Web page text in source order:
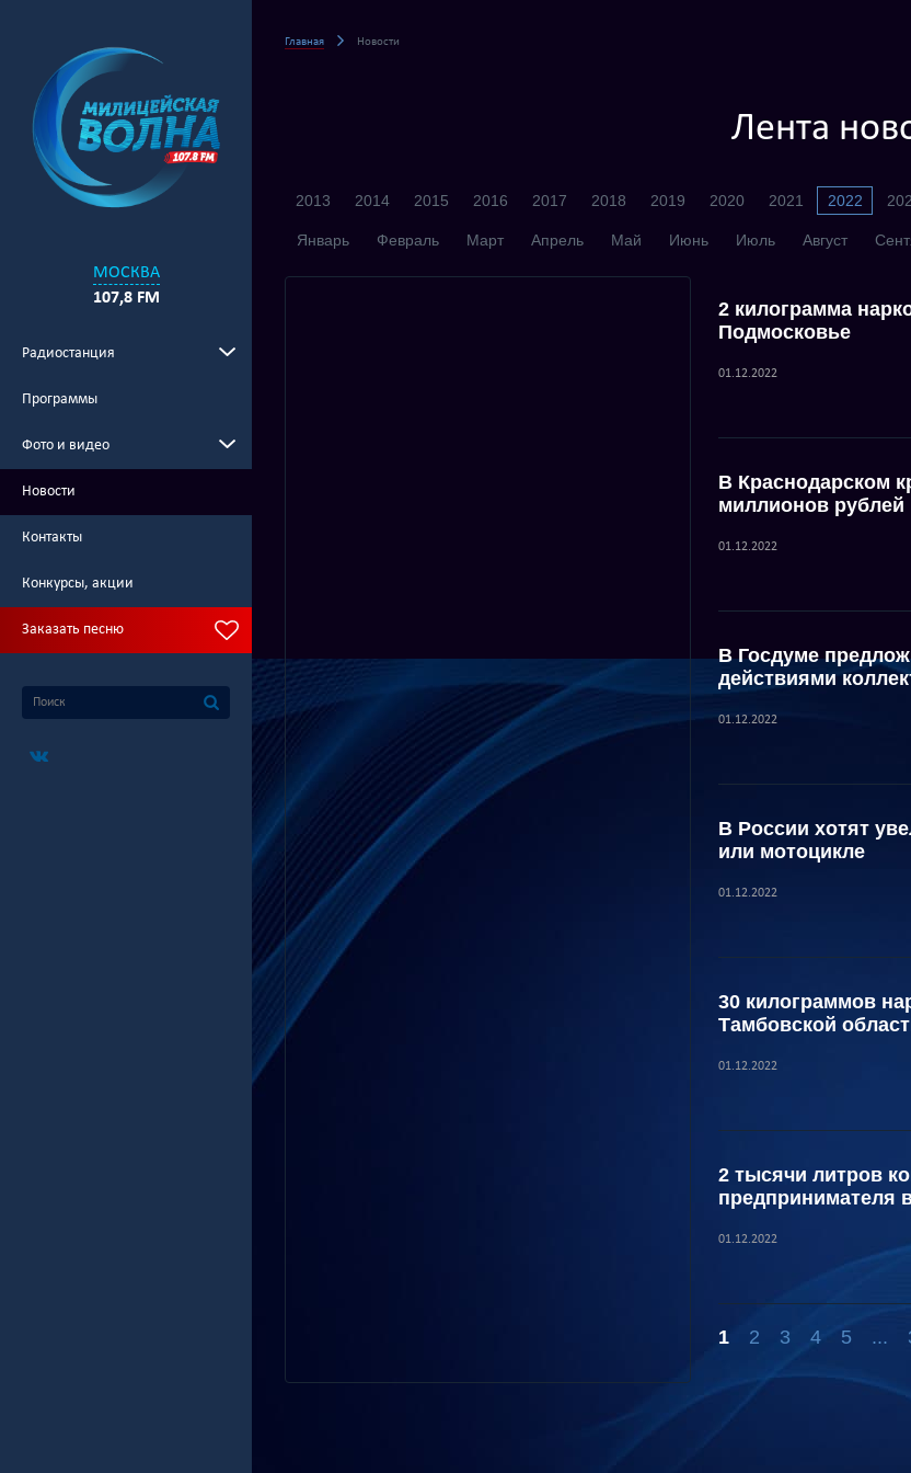
МОСКВА
107,8 FM
Радиостанция
Программы
Фото и видео
Новости
Контакты
Конкурсы, акции
Заказать песню
Главная Новости
Лента
2013 2014 2015 2016 2017 2018 2019 2020 2021 2022
Январь Февраль Март Апрель Май Июнь Июль Август
2 килограмма
Подмосковье
01.12.2022
В Краснодарском
миллионов рублей
01.12.2022
В Госдуме
действиями
01.12.2022
В России хотят
или мотоцикле
01.12.2022
30 килограммов
Тамбовской
01.12.2022
2 тысячи литров
предпринимателя
01.12.2022
1 2 3 4 5 ...